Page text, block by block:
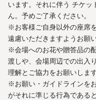
います。それに伴う チケ
ん。予めご了承ください。
※お客様ご自身以外の座席
遠慮いただきますようお願
※会場へのお花や贈答品の
渡しや、会場周辺での出入
理解とご協力をお願いします
※お願い・ガイドラインを
がそれに準じる行為である